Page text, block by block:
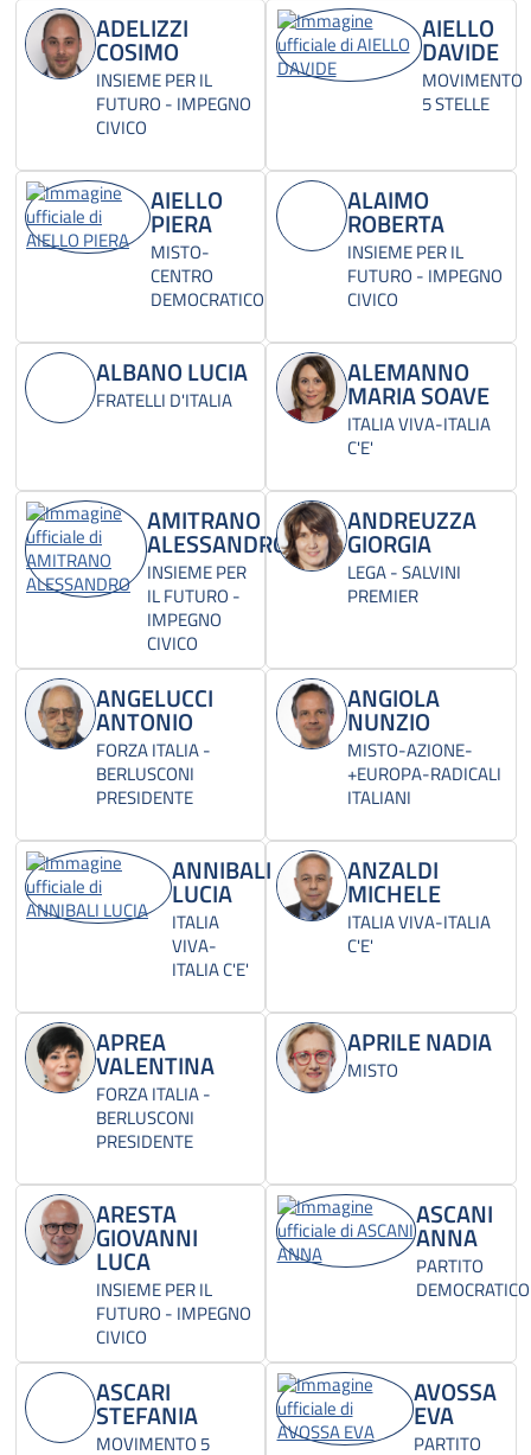
ADELIZZI
COSIMO
INSIEME PER IL
FUTURO - IMPEGNO
CIVICO
AIELLO
DAVIDE
MOVIMENTO
5 STELLE
AIELLO
PIERA
MISTO-
CENTRO
DEMOCRATICO
ALAIMO
ROBERTA
INSIEME PER IL
FUTURO - IMPEGNO
CIVICO
ALBANO LUCIA
FRATELLI D'ITALIA
ALEMANNO
MARIA SOAVE
ITALIA VIVA-ITALIA
C'E'
AMITRANO
ALESSANDRO
INSIEME PER
IL FUTURO -
IMPEGNO
CIVICO
ANDREUZZA
GIORGIA
LEGA - SALVINI
PREMIER
ANGELUCCI
ANTONIO
FORZA ITALIA -
BERLUSCONI
PRESIDENTE
ANGIOLA
NUNZIO
MISTO-AZIONE-
+EUROPA-RADICALI
ITALIANI
ANNIBALI
LUCIA
ITALIA
VIVA-
ITALIA C'E'
ANZALDI
MICHELE
ITALIA VIVA-ITALIA
C'E'
APREA
VALENTINA
FORZA ITALIA -
BERLUSCONI
PRESIDENTE
APRILE NADIA
MISTO
ARESTA
GIOVANNI
LUCA
INSIEME PER IL
FUTURO - IMPEGNO
CIVICO
ASCANI
ANNA
PARTITO
DEMOCRATICO
ASCARI
STEFANIA
MOVIMENTO 5
AVOSSA
EVA
PARTITO